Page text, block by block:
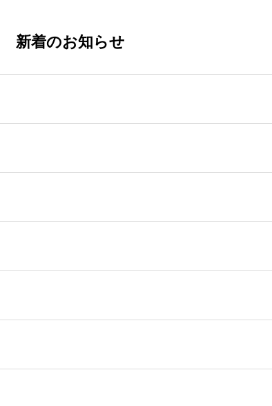
新着のお知らせ